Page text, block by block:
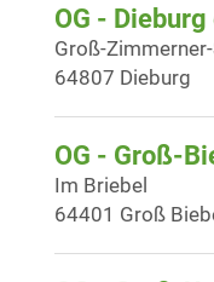
OG - Dieburg
Groß-
64807 Dieburg
OG - Groß-
Im Briebel
64401 Groß